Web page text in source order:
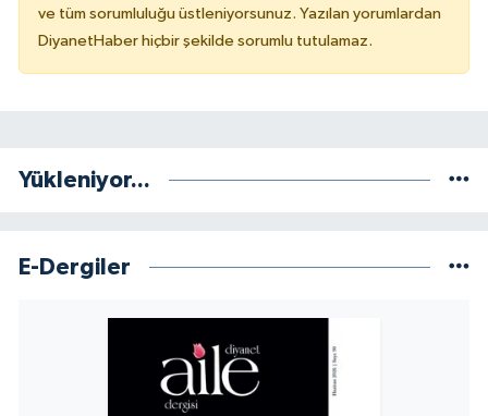
ve tüm sorumluluğu üstleniyorsunuz. Yazılan yorumlardan
DiyanetHaber hiçbir şekilde sorumlu tutulamaz.
Yükleniyor...
E-Dergiler